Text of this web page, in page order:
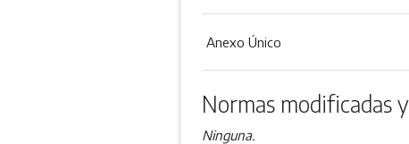
Anexo Único
Normas modificadas
Ninguna.